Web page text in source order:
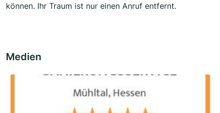
können. Ihr Traum ist nur einen Anruf entfernt.
Medien